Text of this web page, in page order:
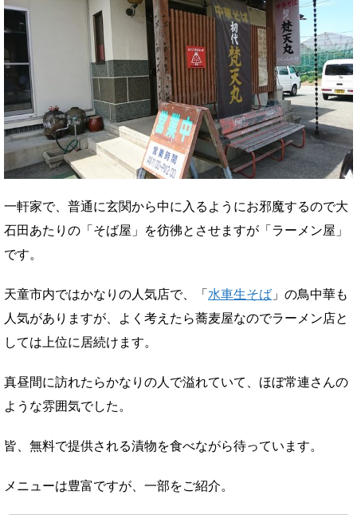
一軒家で、普通に玄関から中に入るようにお邪魔するので大
石田あたりの「そば屋」を彷彿とさせますが「ラーメン屋」
です。
天童市内ではかなりの人気店で、「 水車生そば 」の鳥中華も
人気がありますが、よく考えたら蕎麦屋なのでラーメン店と
しては上位に居続けます。
真昼間に訪れたらかなりの人で溢れていて、ほぼ常連さんの
ような雰囲気でした。
皆、無料で提供される漬物を食べながら待っています。
メニューは豊富ですが、一部をご紹介。